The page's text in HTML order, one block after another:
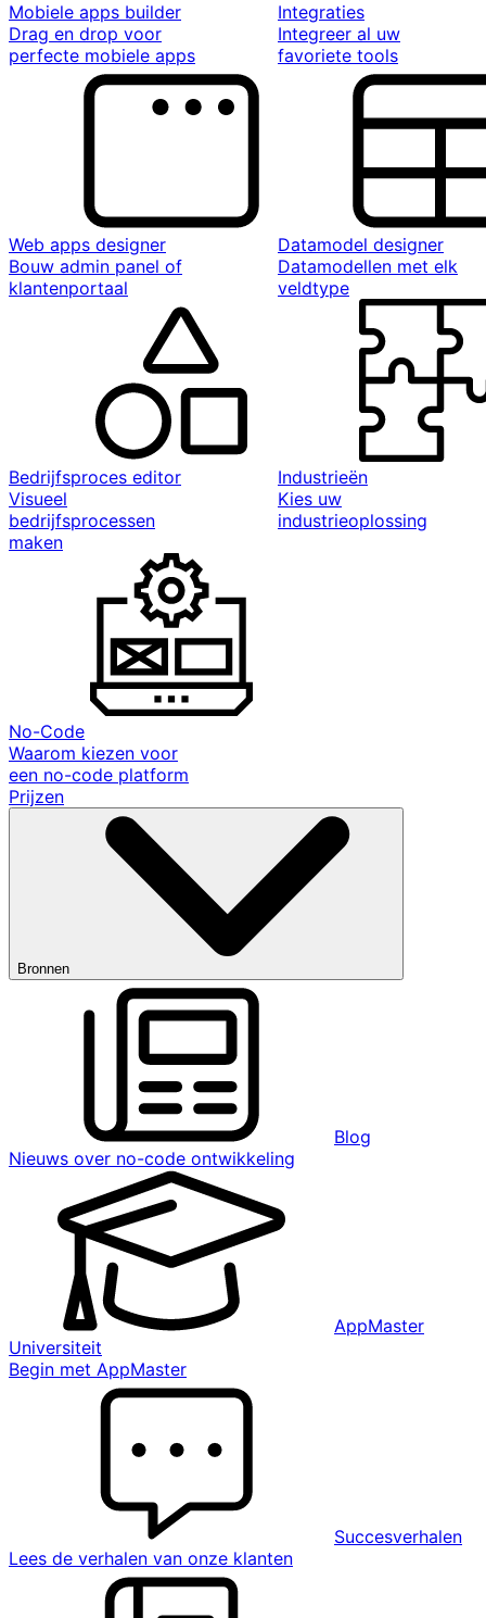
Mobiele apps builder
Drag en drop voor
perfecte mobiele apps
Integraties
Integreer al uw
favoriete tools
Web apps designer
Bouw admin panel of
klantenportaal
Datamodel designer
Datamodellen met elk
veldtype
Bedrijfsproces editor
Visueel
bedrijfsprocessen
maken
Industrieën
Kies uw
industrieoplossing
No-Code
Waarom kiezen voor
een no-code platform
Prijzen
Bronnen
Blog
Nieuws over no-code ontwikkeling
AppMaster
Universiteit
Begin met AppMaster
Succesverhalen
Lees de verhalen van onze klanten